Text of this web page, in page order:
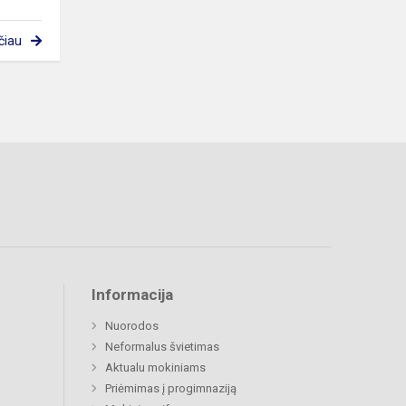
Informacija
Nuorodos
Neformalus švietimas
Aktualu mokiniams
Priėmimas į progimnaziją